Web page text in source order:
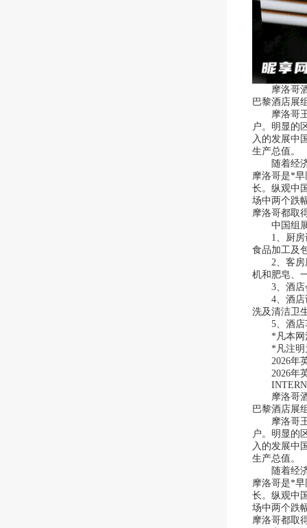
摩洛哥酒
巴黎酒店展
摩洛哥王
户。明显的
入的发展中
生产总值。
随着经济
摩洛哥是*
长。纵观中
场中两个跌
摩洛哥都取
中国组展
1、厨房设
食品加工及
2、客房用
机和肥皂、
3、酒店会
4、酒店设
洗及清洁卫
5、酒店车
*凡本网注
*凡注明为
2026年英
2026年英
摩洛哥酒
巴黎酒店展
摩洛哥王
户。明显的
入的发展中
生产总值。
随着经济
摩洛哥是*
长。纵观中
场中两个跌
摩洛哥都取